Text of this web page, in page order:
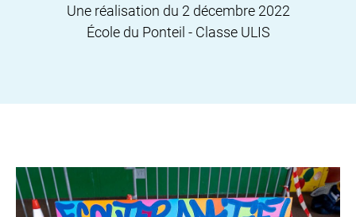
Une réalisation du 2 décembre 2022
École du Ponteil - Classe ULIS